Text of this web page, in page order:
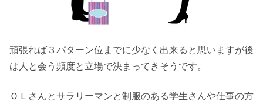
頑張れば３パターン位までに少なく出来ると思いますが後
は人と会う頻度と立場で決まってきそうです。
ＯＬさんとサラリーマンと制服のある学生さんや仕事の方